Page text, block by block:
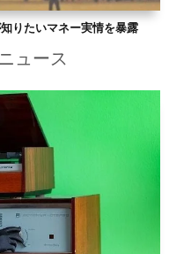
りたいマネー実情を暴露
ュース